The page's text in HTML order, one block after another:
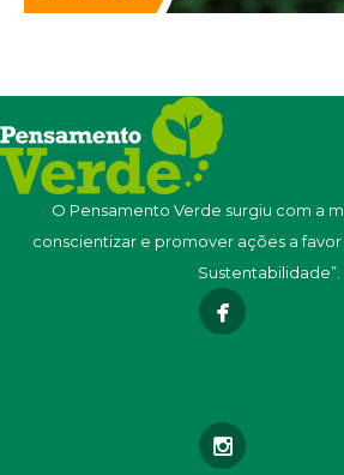
O Pensamento Verde surgiu com a
conscientizar e promover ações a
Sustentabilidade”.